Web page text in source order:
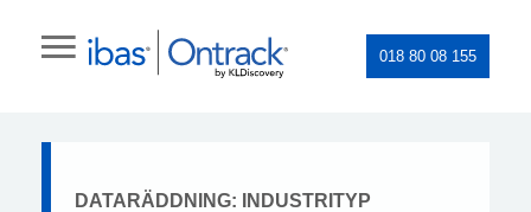
018 80 08 155
DATARÄDDNING: INDUSTRITYP